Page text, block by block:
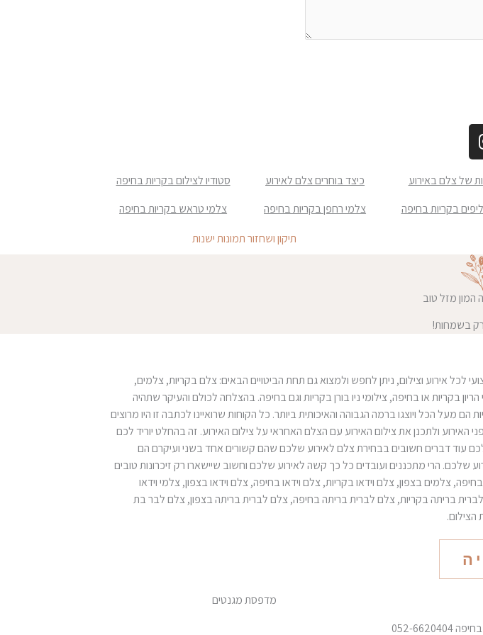
a
של צלם באירוע כיצד בוחרים צלם לאירוע
סטודיו לצילום בקריות בחיפה
בקריות בחיפה צלמי רחפן בקריות בחיפה
צלמי טראש בקריות בחיפה
תיקון ושחזור תמונות ישנות
המון מזל טוב
בשמחות!
אירוע וצילום, ניתן לחפש ולמצוא גם תחת הביטויים הבאים: צלם בקריות, צלמים,
בקריות או בחיפה, צילומי ניו בורן בקריות וגם בחיפה. בהצלחה לכולם והעיקר שתהיה
הכל ויוצגו ברמה הגבוהה והאיכותית ביותר. כל הקוחות שרואיינו לכתבה זו היו מרוצים
האירוע ולתכנן את צילום האירוע עם הצלם האחראי על צילום האירוע. זה בהחלט יוריד לכם
עוד דברים חשובים בבחירת צלם לאירוע שלכם שהם קשורים אחד בשני ועיקרם הם
הרי מתכננים ועובדים כל כך קשה לאירוע שלכם וחשוב שיישארו רק זיכרונות טובים
צלמים בצפון, צלם וידאו בקריות, צלם וידאו בחיפה, צלם וידאו בצפון, צלמי וידאו
לברית בריתה בקריות, צלם לברית בריתה בחיפה, צלם לברית בריתה בצפון, צלם לבר בת
הצילום.
מדפסת מגנטים